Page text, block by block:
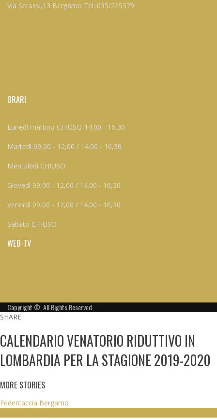
Via Serassi,13 Bergamo Tel: 035/225379
ORARI
Lunedì mattino CHIUSO-14.00 - 16,30
Martedì 09,00 - 12,00 / 14.00 - 16,30
Mercoledì CHIUSO
Giovedì 09,00 - 12,00 / 14.00 - 16,30
Venerdì 09,00 - 12,00 / 14.00 - 16,30
Sabato CHIUSO
WEB-TV
Copyright ©, All Rights Reserved.
SHARE
CALENDARIO VENATORIO RIDUTTIVO IN
LOMBARDIA PER LA STAGIONE 2019-2020
MORE STORIES
Federcaccia Bergamo